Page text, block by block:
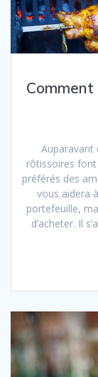
Auparavant
rôtissoires
préférés des
vous aidera
portefeuille,
d’acheter. Il